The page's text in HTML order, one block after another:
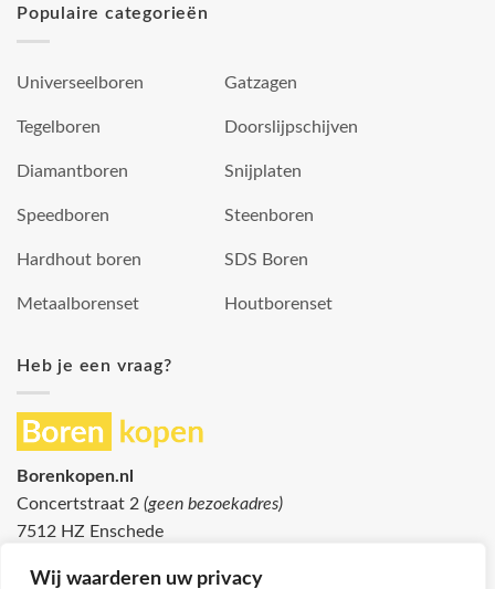
Wij waarderen uw privacy
Populaire categorieën
Universeelboren
Tegelboren
Diamantboren
Speedboren
Hardhout boren
Metaalborenset
Gatzagen
Doorslijpschijven
Snijplaten
Steenboren
SDS Boren
Houtborenset
Heb je een vraag?
Borenkopen.nl
Concertstraat 2 (geen bezoekadres)
7512 HZ Enschede